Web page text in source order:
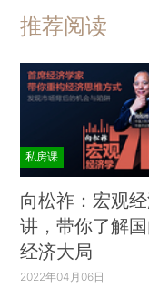
推荐阅读
私房课
向松祚：宏观
讲，带你了解
经济大局
2022年04月06日